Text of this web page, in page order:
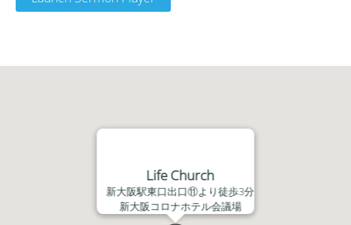
Life Church
新大阪駅東口出口⑪より徒歩3分
新大阪コロナホテル会議場